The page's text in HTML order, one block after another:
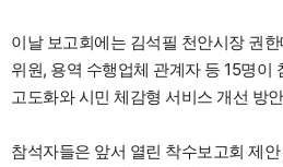
이날 보고회에는 김석필 천안시장 권
위원, 용역 수행업체 관계자 등 15명이
고도화와 시민 체감형 서비스 개선 방
참석자들은 앞서 열린 착수보고회 제